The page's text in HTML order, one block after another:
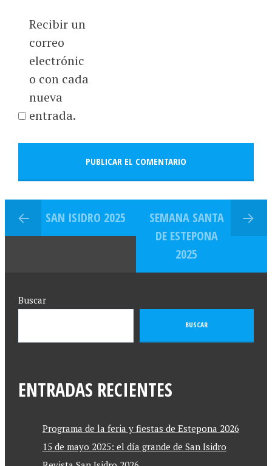
Recibir un
correo
electrónic
o con cada
nueva
entrada.
SAN ISIDRO 2025
SEMANA SANTA
DE ESTEPONA
2025
Buscar
BUSCAR
ENTRADAS RECIENTES
Programa de la feria y fiestas de Estepona 2026
15 de mayo 2025: el día grande de San Isidro